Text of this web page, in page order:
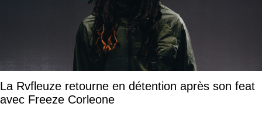
La Rvfleuze retourne en détention après son feat
avec Freeze Corleone